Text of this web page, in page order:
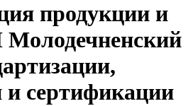
продукции и
и сертификации